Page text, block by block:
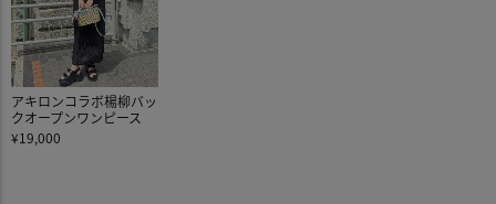
アキロンコラボ楊柳バッ
クオープンワンピース
¥19,000